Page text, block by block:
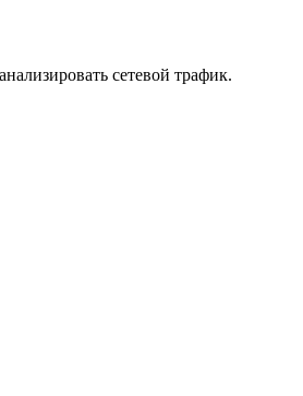
сетевой трафик.